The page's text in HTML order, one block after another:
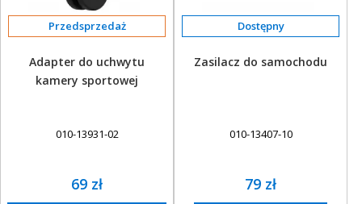
Często oferujemy atrakcyjne promocje przy okazji premier nowych
modeli lub wydarzeń takich jak Black Friday.
Przedsprzedaż
Adapter do uchwytu
kamery sportowej
010-13931-02
69 zł
Zasilacz do samochodu
010-13407-10
79 zł